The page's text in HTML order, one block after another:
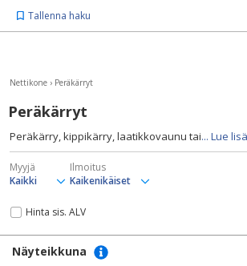
Tallenna haku
Nettikone › Peräkärryt
Peräkärryt
Peräkärry, kippikärry, laatikkovaunu tai... Lue
Myyjä Ilmoitus
Hinta sis. ALV
Näyteikkuna